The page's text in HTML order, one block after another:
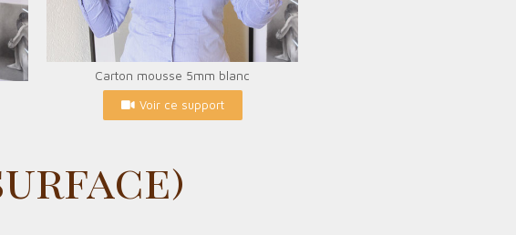
Carton mousse 5mm blanc
Voir ce support